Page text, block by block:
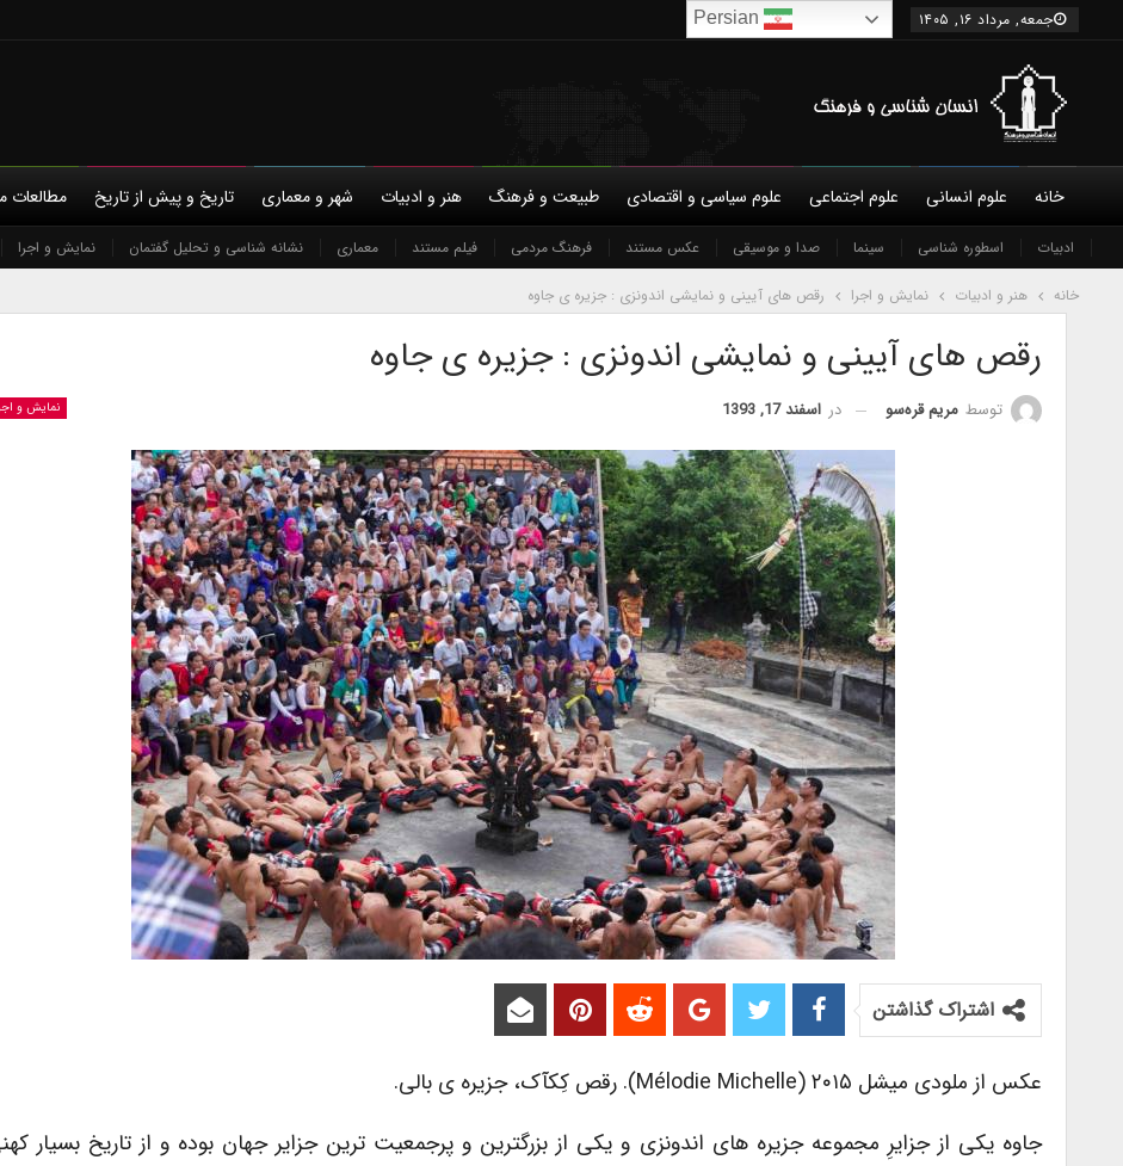
جمعه, مرداد ۱۶, ۱۴۰۵
خانه
درباره ما شورای عالی نویسندگان شرایط همکاری و عضویت تماس با ما حمایت مالی حریم خصوصی
علوم انسانی علوم اجتماعی علوم سیاسی و اقتصادی طبیعت و فرهنگ هنر و ادبیات
ادبیات اسطوره شناسی سینما صدا و موسیقی عکس مستند فرهنگ مردمی فیلم مستند معماری نشانه شناسی و تحلیل گفتمان نمایش و اجرا
شهر و معماری تاریخ و پیش از تاریخ مطالعات
خانه هنر و ادبیات نمایش و اجرا رقص های آیینی و نمایشی اندونزی : جزیره ی جاوه
رقص های آیینی و نمایشی اندونزی : جزیره ی جاوه
نمایش و توسط مریم قره‌سو در اسفند 17, 1393
اشتراک گذاشتن
عکس از ملودی میشل ۲۰۱۵ (Mélodie Michelle). رقص کِکآک، جزیره ی بالی.
جاوه یکی از جزایرِ مجموعه جزیره های اندونزی و یکی از بزرگترین و پرجمعیت ترین جزایر جهان بوده و از تاریخ بسیار